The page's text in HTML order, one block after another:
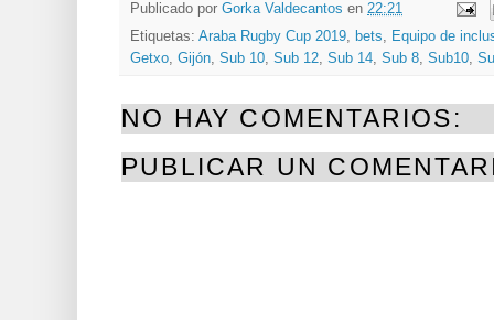
Publicado por Gorka Valdecantos en 22:21
Etiquetas: Araba Rugby Cup 2019, bets, Equipo de
Getxo, Gijón, Sub 10, Sub 12, Sub 14, Sub 8, Sub10,
NO HAY COMENTARIOS:
PUBLICAR UN